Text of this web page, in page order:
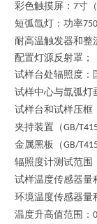
彩色触摸屏： 7寸 （
短弧氙灯：功率
耐高温触发器和整
配置灯源反射罩；
试样台处辐照度：
试样中心与氙弧灯
试样台和试样压框
夹持装置（GB/
金属黑板（GB/
辐照度计测试范围
试样温度传感器量
环境温度传感器量
温度升高值范围：